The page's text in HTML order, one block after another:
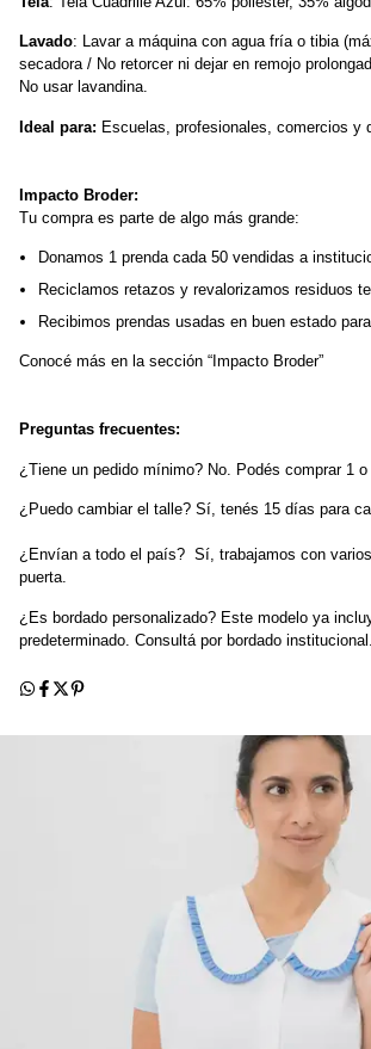
Lavado: Lavar a máquina con agua fría o tibia
secadora / No retorcer ni dejar en remojo
No usar lavandina.
Ideal para: Escuelas, profesionales, comercios y
Impacto Broder:
Tu compra es parte de algo más grande:
Donamos 1 prenda cada 50 vendidas a
Reciclamos retazos y revalorizamos residuos
Recibimos prendas usadas en buen estado
Conocé más en la sección “Impacto Broder”
Preguntas frecuentes:
¿Tiene un pedido mínimo? No. Podés comprar 1 o
¿Puedo cambiar el talle? Sí, tenés 15 días para
¿Envían a todo el país?  Sí, trabajamos con
puerta.
¿Es bordado personalizado? Este modelo ya
predeterminado. Consultá por bordado institucional.